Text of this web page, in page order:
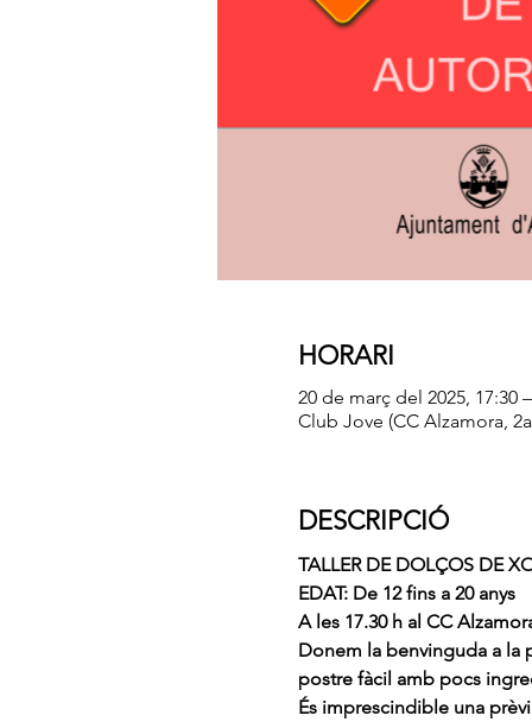
HORARI
20 de març del 2025, 17:30
Club Jove (CC Alzamora,
DESCRIPCIÓ
TALLER DE DOLÇOS DE
EDAT: De 12 fins a 20 anys
A les 17.30 h al CC
Donem la benvinguda a la
postre fàcil amb pocs
És imprescindible una